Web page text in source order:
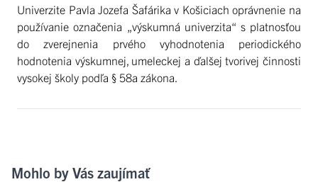
Univerzite Pavla Jozefa Šafárika v Košiciach oprávnenie na
používanie označenia „výskumná univerzita“ s platnosťou
do zverejnenia prvého vyhodnotenia periodického
hodnotenia výskumnej, umeleckej a ďalšej tvorivej činnosti
vysokej školy podľa § 58a zákona.
Mohlo by Vás zaujímať